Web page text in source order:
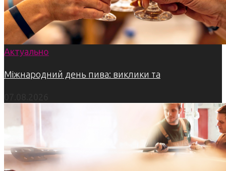
Актуально
Міжнародний день пива: виклики та